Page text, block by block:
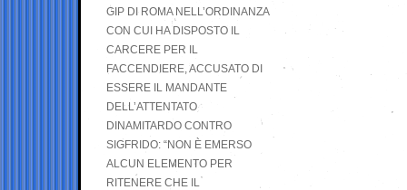
GIP DI ROMA NELL’ORDINANZA
CON CUI HA DISPOSTO IL
CARCERE PER IL
FACCENDIERE, ACCUSATO DI
ESSERE IL MANDANTE
DELL’ATTENTATO
DINAMITARDO CONTRO
SIGFRIDO: “NON È EMERSO
ALCUN ELEMENTO PER
RITENERE CHE IL